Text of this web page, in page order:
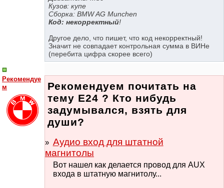
Кузов: купе
Сборка: BMW AG Munchen
Код: некорректный!
Другое дело, что пишет, что код некорректный!
Значит не совпадает контрольная сумма в ВИНе
(перебита цифра скорее всего)
Рекомендуе
м
Рекомендуем почитать на
тему Е24 ? Кто нибудь
задумывался, взять для
души?
Аудио вход для штатной
магнитолы
Вот нашел как делается провод для AUX
входа в штатную магнитолу...